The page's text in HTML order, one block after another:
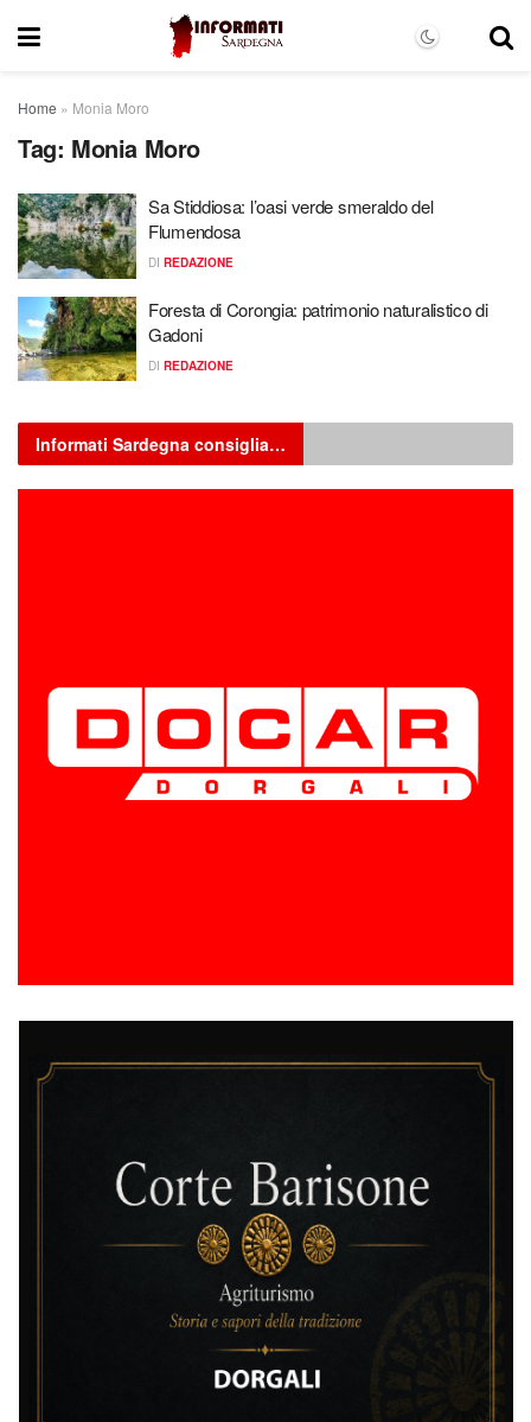
Home » Monia Moro
Tag: Monia Moro
Sa Stiddiosa: l’oasi verde smeraldo del
Flumendosa
DI REDAZIONE
Foresta di Corongia: patrimonio naturalistico di
Gadoni
DI REDAZIONE
Informati Sardegna consiglia…